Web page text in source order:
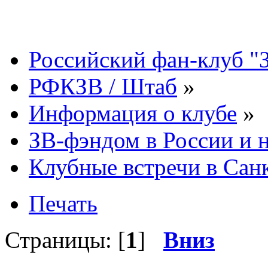
Российский фан-клуб
РФКЗВ / Штаб »
Информация о клубе »
ЗВ-фэндом в России и
Клубные встречи в
Печать
Страницы: [1] Вниз